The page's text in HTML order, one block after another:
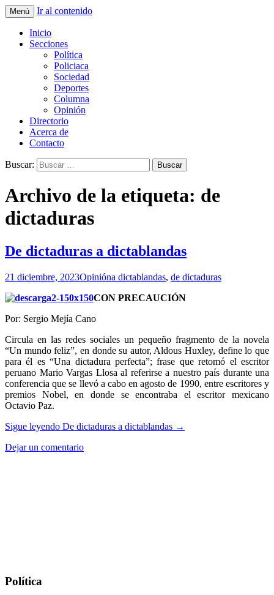
La Yunta de Tepic
Menú Ir al contenido
Inicio
Secciones
Política
Policiaca
Sociedad
Deportes
Columna
Opinión
Directorio
Acerca de
Contacto
Buscar:
Archivo de la etiqueta: de
dictaduras
De dictaduras a dictablandas
21 diciembre, 2023Opinióna dictablandas, de dictaduras
CON PRECAUCIÓN
Por: Sergio Mejía Cano
Circula en las redes sociales un pequeño fragmento de la novela
“Un mundo feliz”, en donde su autor, Aldous Huxley, define lo que
para él es “Una dictadura perfecta”; frase que retomó el escritor
peruano Mario Vargas Llosa al referirse a nuestro país durante una
conferencia que se llevó a cabo en agosto de 1990, entre escritores y
premios Nobel, en donde se encontraba el escritor mexicano
Octavio Paz.
Sigue leyendo De dictaduras a dictablandas →
Dejar un comentario
Política